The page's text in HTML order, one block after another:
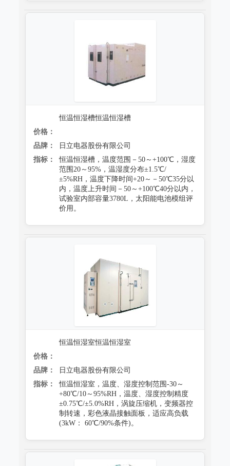
恒温恒湿槽恒温恒湿槽
价格：
品牌：
日立电器股份有限公司
指标：
恒温恒湿槽，温度范围－50～+100℃，湿度
范围20～95%，温湿度分布±1.5℃/
±5%RH，温度下降时间+20～－50℃35分以
内，温度上升时间－50～+100℃40分以内，
试验室内部容量3780L，太阳能电池模组评
价用。
恒温恒湿室恒温恒湿室
价格：
品牌：
日立电器股份有限公司
指标：
恒温恒湿室，温度、湿度控制范围-30～
+80℃/10～95%RH，温度、湿度控制精度
±0.75℃/±5.0%RH，涡旋压缩机，变频器控
制转速，彩色液晶接触面板，适应高负载
(3kW： 60℃/90%条件)。